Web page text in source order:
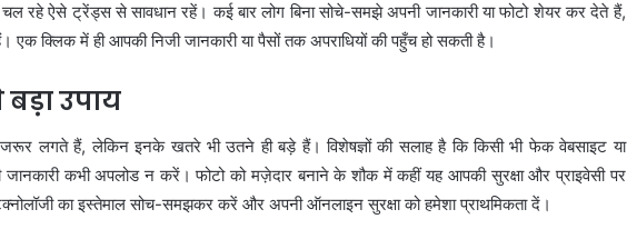
रहे ऐसे ट्रेंड्स से सावधान रहें। कई बार लोग बिना सोचे-समझे अपनी जानकारी या फोटो शेयर कर देते हैं,
एक क्लिक में ही आपकी निजी जानकारी या पैसों तक अपराधियों की पहुँच हो सकती है।
उपाय
लगते हैं, लेकिन इनके खतरे भी उतने ही बड़े हैं। विशेषज्ञों की सलाह है कि किसी भी फेक वेबसाइट या
कभी अपलोड न करें। फोटो को मज़ेदार बनाने के शौक में कहीं यह आपकी सुरक्षा और प्राइवेसी पर
का इस्तेमाल सोच-समझकर करें और अपनी ऑनलाइन सुरक्षा को हमेशा प्राथमिकता दें।